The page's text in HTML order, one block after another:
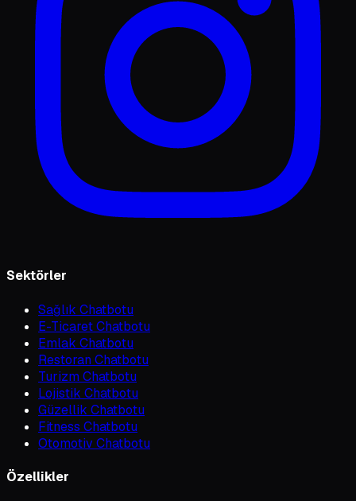
Sektörler
Sağlık Chatbotu
E-Ticaret Chatbotu
Emlak Chatbotu
Restoran Chatbotu
Turizm Chatbotu
Lojistik Chatbotu
Güzellik Chatbotu
Fitness Chatbotu
Otomotiv Chatbotu
Özellikler